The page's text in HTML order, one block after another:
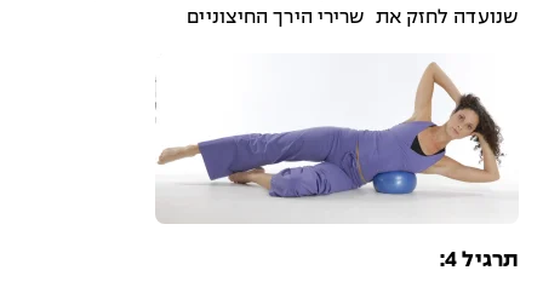
שנועדה לחזק את שרירי הירך החיצוניים
תרגיל 4 :